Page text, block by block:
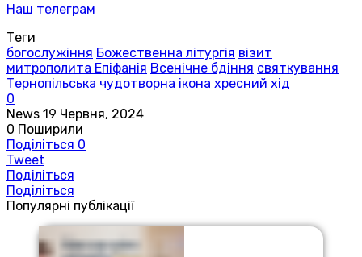
Наш телеграм
Теги
богослужіння Божественна літургія візит
митрополита Епіфанія Всенічне бдіння святкування
Тернопільська чудотворна ікона хресний хід
0
News 19 Червня, 2024
0 Поширили
Поділіться 0
Tweet
Поділіться
Поділіться
Популярні публікації